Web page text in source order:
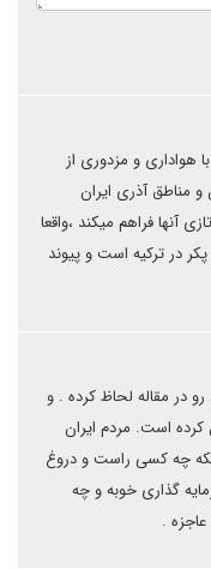
هواداری و مزدوری از
و مناطق آذری ایران
آنها فراهم میکند ،واقعا
در ترکیه است و پیوند
در مقاله لحاظ کرده . و
کرده است. مردم ایران
چه کسی راست و دروغ
گذاری خوبه و چه
.